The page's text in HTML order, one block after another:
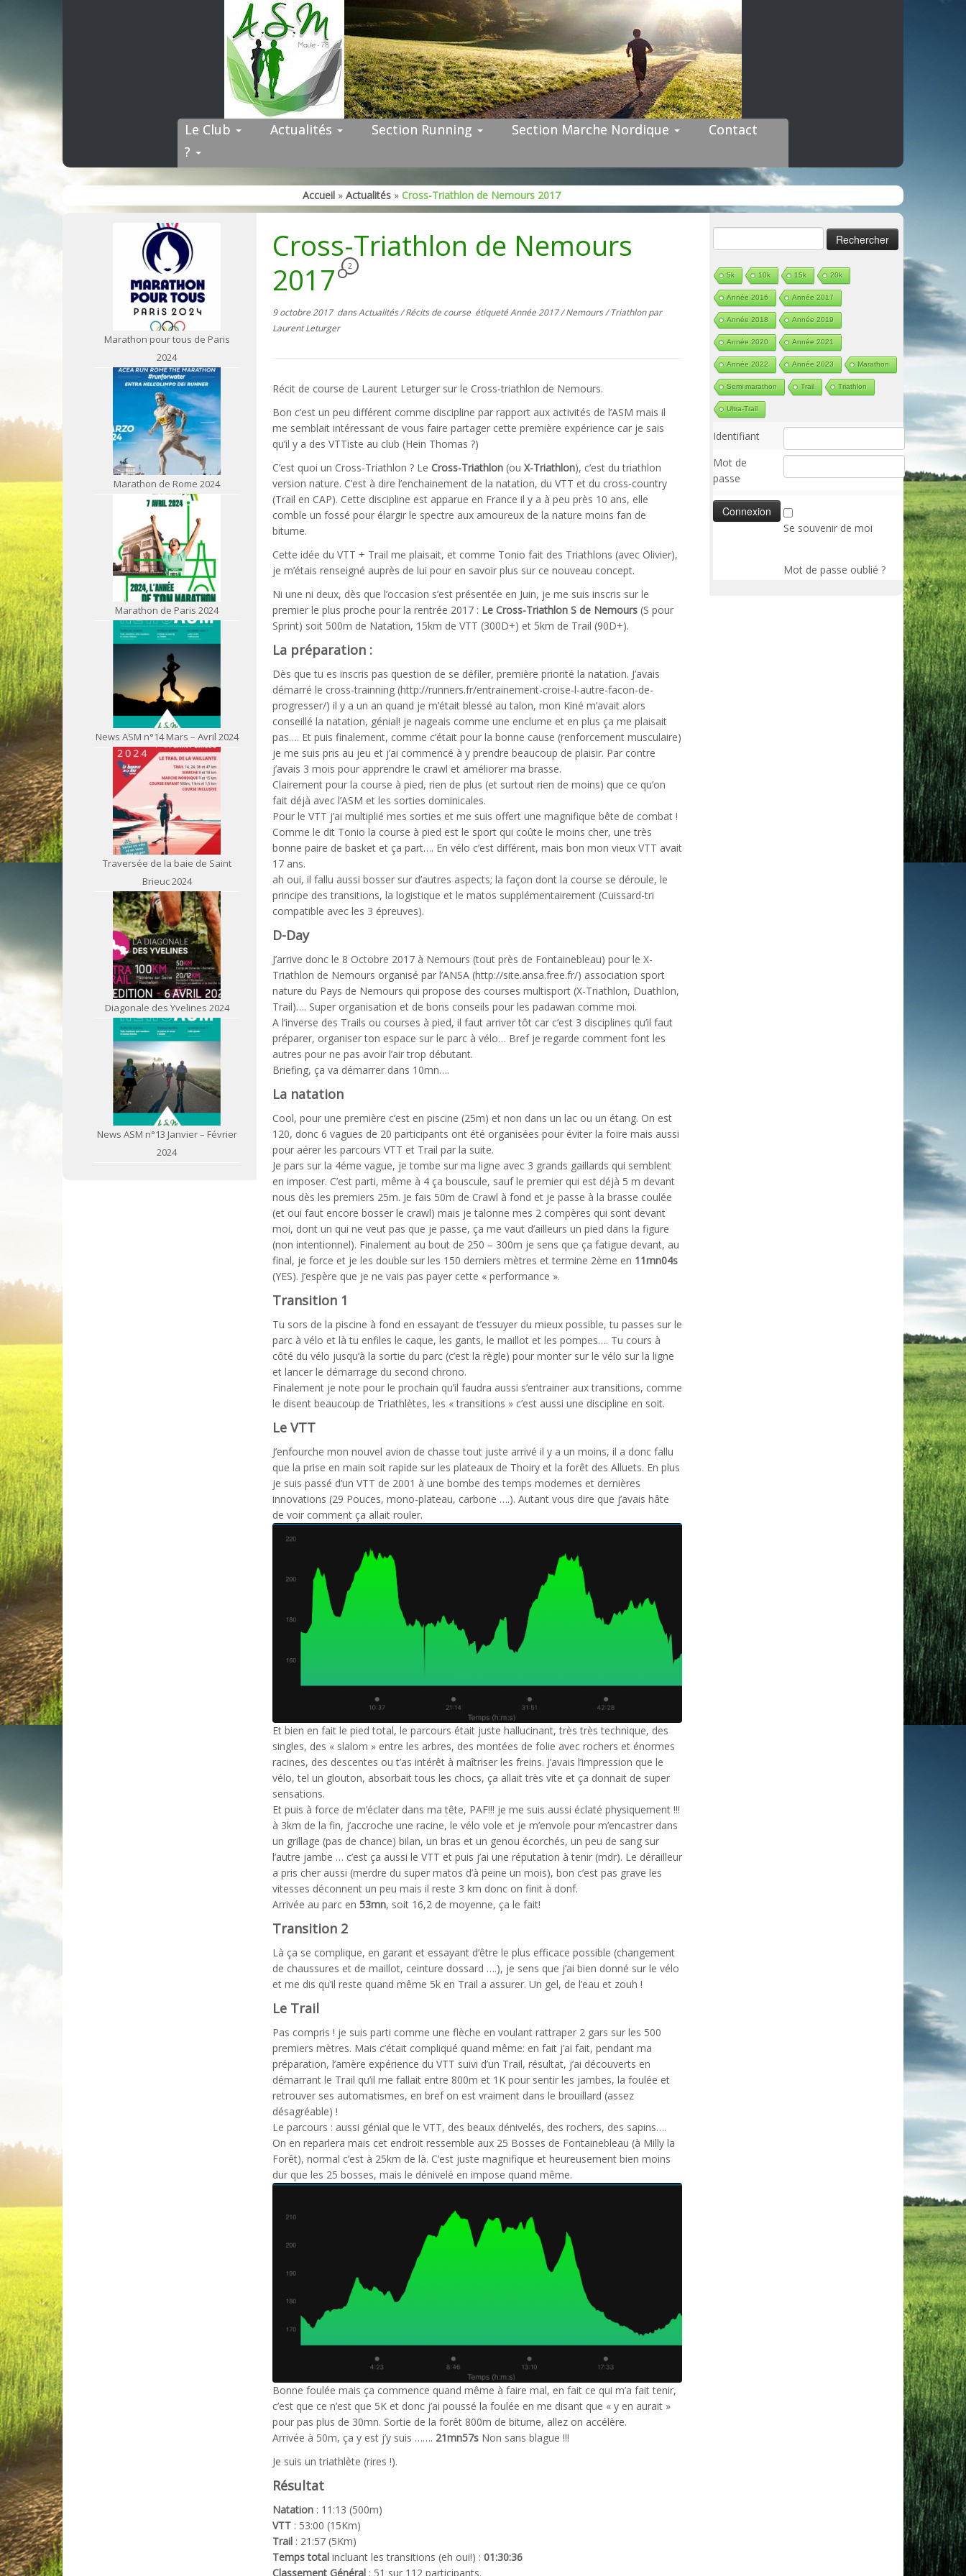
Le Club Actualités Section Running Section Marche Nordique
Contact
?
Accueil » Actualités » Cross-Triathlon de Nemours 2017
Marathon pour tous de Paris
2024
Marathon de Rome 2024
Marathon de Paris 2024
News ASM n°14 Mars – Avril 2024
Traversée de la baie de Saint
Brieuc 2024
Diagonale des Yvelines 2024
News ASM n°13 Janvier – Février
2024
Cross-Triathlon de Nemours
2017 2
9 octobre 2017dansActualités/Récits de course étiquetéAnnée 2017/Nemours/Triathlonpar
Laurent Leturger
Récit de course de Laurent Leturger sur le Cross-triathlon de Nemours.
Bon c’est un peu différent comme discipline par rapport aux activités de l’ASM mais il
me semblait intéressant de vous faire partager cette première expérience car je sais
qu’il y a des VTTiste au club (Hein Thomas ?)
C’est quoi un Cross-Triathlon ? Le Cross-Triathlon (ou X-Triathlon), c’est du triathlon
version nature. C’est à dire l’enchainement de la natation, du VTT et du cross-country
(Trail en CAP). Cette discipline est apparue en France il y a à peu près 10 ans, elle
comble un fossé pour élargir le spectre aux amoureux de la nature moins fan de
bitume.
Cette idée du VTT + Trail me plaisait, et comme Tonio fait des Triathlons (avec Olivier),
je m’étais renseigné auprès de lui pour en savoir plus sur ce nouveau concept.
Ni une ni deux, dès que l’occasion s’est présentée en Juin, je me suis inscris sur le
premier le plus proche pour la rentrée 2017 : Le Cross-Triathlon S de Nemours (S pour
Sprint) soit 500m de Natation, 15km de VTT (300D+) et 5km de Trail (90D+).
La préparation :
Dès que tu es inscris pas question de se défiler, première priorité la natation. J’avais
démarré le cross-trainning (http://runners.fr/entrainement-croise-l-autre-facon-de-
progresser/) il y a un an quand je m’était blessé au talon, mon Kiné m’avait alors
conseillé la natation, génial! je nageais comme une enclume et en plus ça me plaisait
pas…. Et puis finalement, comme c’était pour la bonne cause (renforcement musculaire)
je me suis pris au jeu et j’ai commencé à y prendre beaucoup de plaisir. Par contre
j’avais 3 mois pour apprendre le crawl et améliorer ma brasse.
Clairement pour la course à pied, rien de plus (et surtout rien de moins) que ce qu’on
fait déjà avec l’ASM et les sorties dominicales.
Pour le VTT j’ai multiplié mes sorties et me suis offert une magnifique bête de combat !
Comme le dit Tonio la course à pied est le sport qui coûte le moins cher, une très
bonne paire de basket et ça part…. En vélo c’est différent, mais bon mon vieux VTT avait
17 ans.
ah oui, il fallu aussi bosser sur d’autres aspects; la façon dont la course se déroule, le
principe des transitions, la logistique et le matos supplémentairement (Cuissard-tri
compatible avec les 3 épreuves).
D-Day
J’arrive donc le 8 Octobre 2017 à Nemours (tout près de Fontainebleau) pour le X-
Triathlon de Nemours organisé par l’ANSA (http://site.ansa.free.fr/) association sport
nature du Pays de Nemours qui propose des courses multisport (X-Triathlon, Duathlon,
Trail)…. Super organisation et de bons conseils pour les padawan comme moi.
A l’inverse des Trails ou courses à pied, il faut arriver tôt car c’est 3 disciplines qu’il faut
préparer, organiser ton espace sur le parc à vélo… Bref je regarde comment font les
autres pour ne pas avoir l’air trop débutant.
Briefing, ça va démarrer dans 10mn….
La natation
Cool, pour une première c’est en piscine (25m) et non dans un lac ou un étang. On est
120, donc 6 vagues de 20 participants ont été organisées pour éviter la foire mais aussi
pour aérer les parcours VTT et Trail par la suite.
Je pars sur la 4éme vague, je tombe sur ma ligne avec 3 grands gaillards qui semblent
en imposer. C’est parti, même à 4 ça bouscule, sauf le premier qui est déjà 5 m devant
nous dès les premiers 25m. Je fais 50m de Crawl à fond et je passe à la brasse coulée
(et oui faut encore bosser le crawl) mais je talonne mes 2 compères qui sont devant
moi, dont un qui ne veut pas que je passe, ça me vaut d’ailleurs un pied dans la figure
(non intentionnel). Finalement au bout de 250 – 300m je sens que ça fatigue devant, au
final, je force et je les double sur les 150 derniers mètres et termine 2ème en 11mn04s
(YES). J’espère que je ne vais pas payer cette « performance ».
Transition 1
Tu sors de la piscine à fond en essayant de t’essuyer du mieux possible, tu passes sur le
parc à vélo et là tu enfiles le caque, les gants, le maillot et les pompes…. Tu cours à
côté du vélo jusqu’à la sortie du parc (c’est la règle) pour monter sur le vélo sur la ligne
et lancer le démarrage du second chrono.
Finalement je note pour le prochain qu’il faudra aussi s’entrainer aux transitions, comme
le disent beaucoup de Triathlètes, les « transitions » c’est aussi une discipline en soit.
Le VTT
J’enfourche mon nouvel avion de chasse tout juste arrivé il y a un moins, il a donc fallu
que la prise en main soit rapide sur les plateaux de Thoiry et la forêt des Alluets. En plus
je suis passé d’un VTT de 2001 à une bombe des temps modernes et dernières
innovations (29 Pouces, mono-plateau, carbone ….). Autant vous dire que j’avais hâte
de voir comment ça allait rouler.
Et bien en fait le pied total, le parcours était juste hallucinant, très très technique, des
singles, des « slalom » entre les arbres, des montées de folie avec rochers et énormes
racines, des descentes ou t’as intérêt à maîtriser les freins. J’avais l’impression que le
vélo, tel un glouton, absorbait tous les chocs, ça allait très vite et ça donnait de super
sensations.
Et puis à force de m’éclater dans ma tête, PAF!!! je me suis aussi éclaté physiquement !!!
à 3km de la fin, j’accroche une racine, le vélo vole et je m’envole pour m’encastrer dans
un grillage (pas de chance) bilan, un bras et un genou écorchés, un peu de sang sur
l’autre jambe … c’est ça aussi le VTT et puis j’ai une réputation à tenir (mdr). Le dérailleur
a pris cher aussi (merdre du super matos d’à peine un mois), bon c’est pas grave les
vitesses déconnent un peu mais il reste 3 km donc on finit à donf.
Arrivée au parc en 53mn, soit 16,2 de moyenne, ça le fait!
Transition 2
Là ça se complique, en garant et essayant d’être le plus efficace possible (changement
de chaussures et de maillot, ceinture dossard ….), je sens que j’ai bien donné sur le vélo
et me dis qu’il reste quand même 5k en Trail a assurer. Un gel, de l’eau et zouh !
Le Trail
Pas compris ! je suis parti comme une flèche en voulant rattraper 2 gars sur les 500
premiers mètres. Mais c’était compliqué quand même: en fait j’ai fait, pendant ma
préparation, l’amère expérience du VTT suivi d’un Trail, résultat, j’ai découverts en
démarrant le Trail qu’il me fallait entre 800m et 1K pour sentir les jambes, la foulée et
retrouver ses automatismes, en bref on est vraiment dans le brouillard (assez
désagréable) !
Le parcours : aussi génial que le VTT, des beaux dénivelés, des rochers, des sapins….
On en reparlera mais cet endroit ressemble aux 25 Bosses de Fontainebleau (à Milly la
Forêt), normal c’est à 25km de là. C’est juste magnifique et heureusement bien moins
dur que les 25 bosses, mais le dénivelé en impose quand même.
Bonne foulée mais ça commence quand même à faire mal, en fait ce qui m’a fait tenir,
c’est que ce n’est que 5K et donc j’ai poussé la foulée en me disant que « y en aurait »
pour pas plus de 30mn. Sortie de la forêt 800m de bitume, allez on accélère.
Arrivée à 50m, ça y est j’y suis ……. 21mn57s Non sans blague !!!
Je suis un triathlète (rires !).
Résultat
Natation : 11:13 (500m)
VTT : 53:00 (15Km)
Trail : 21:57 (5Km)
Temps total incluant les transitions (eh oui!) : 01:30:36
Classement Général : 51 sur 112 participants.
Rechercher :
5k 10k 15k 20k
Année 2016 Année 2017
Année 2018 Année 2019
Année 2020 Année 2021
Année 2022 Année 2023 Marathon
Semi-marathon Trail Triathlon
Ultra-Trail
Identifiant
Mot de
passe
Se souvenir de moi
Mot de passe oublié ?